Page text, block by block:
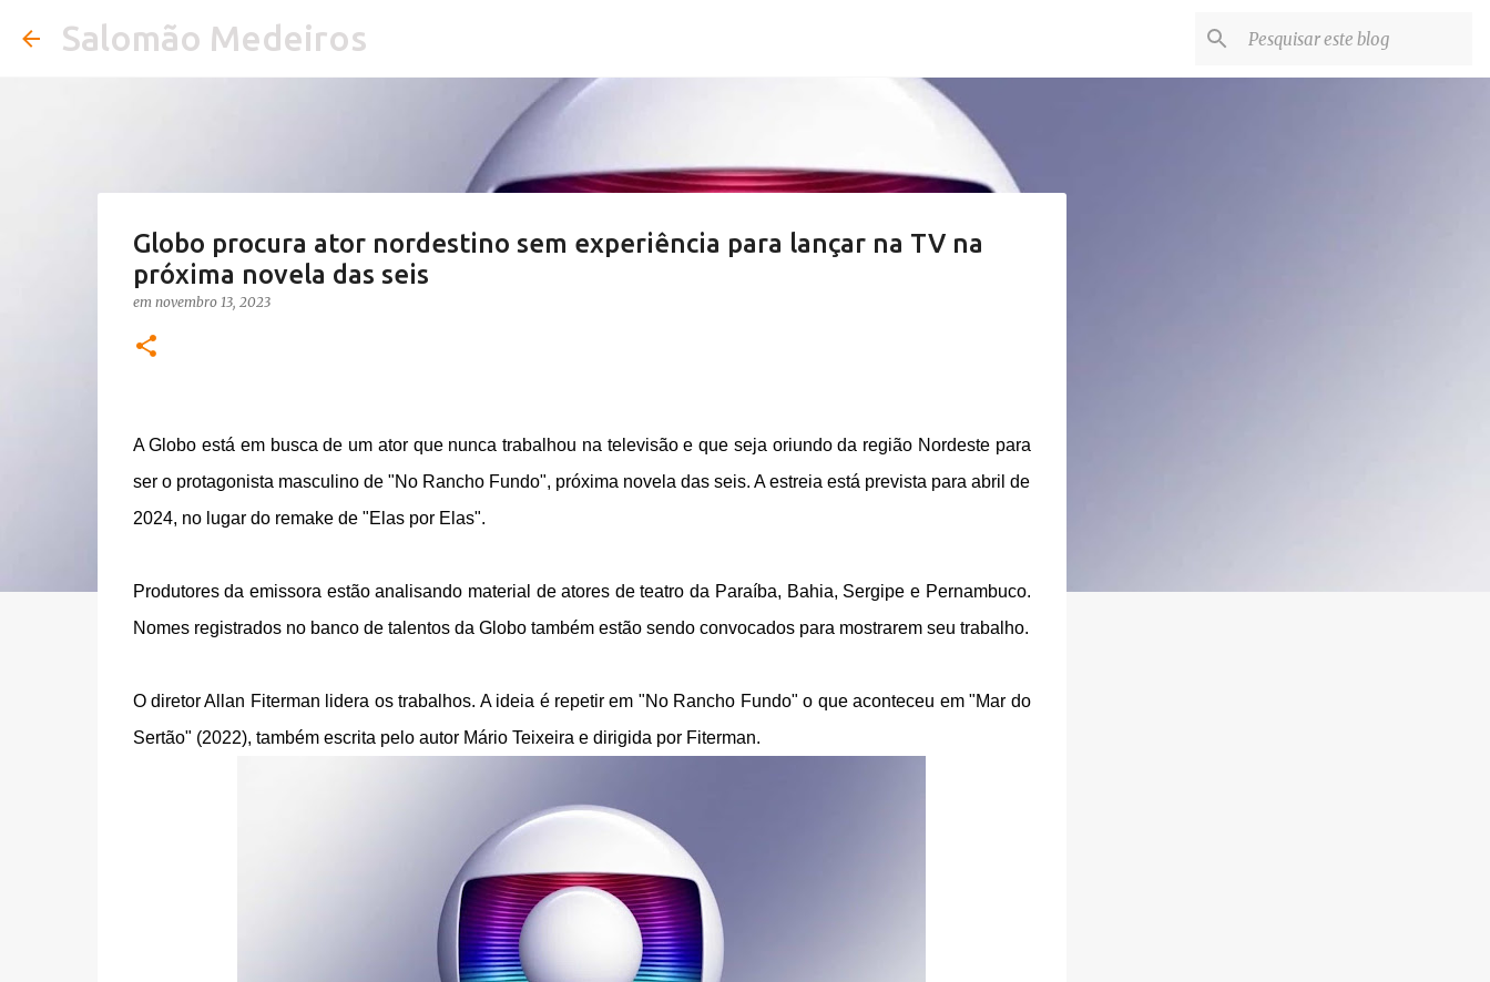
Salomão Medeiros
Globo procura ator nordestino sem experiência para lançar na TV na
próxima novela das seis
em novembro 13, 2023
A Globo está em busca de um ator que nunca trabalhou na televisão e que seja oriundo da região Nordeste para
ser o protagonista masculino de "No Rancho Fundo", próxima novela das seis. A estreia está prevista para abril de
2024, no lugar do remake de "Elas por Elas".
Produtores da emissora estão analisando material de atores de teatro da Paraíba, Bahia, Sergipe e Pernambuco.
Nomes registrados no banco de talentos da Globo também estão sendo convocados para mostrarem seu trabalho.
O diretor Allan Fiterman lidera os trabalhos. A ideia é repetir em "No Rancho Fundo" o que aconteceu em "Mar do
Sertão" (2022), também escrita pelo autor Mário Teixeira e dirigida por Fiterman.